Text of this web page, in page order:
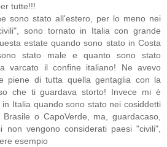
tutte!!!
sono stato all'estero, per lo meno nei
sono tornato in Italia con grande
estate quando sono stato in Costa
stato male e quanto sono stato
varcato il confine italiano! Ne avevo
piene di tutta quella gentaglia con la
che ti guardava storto! Invece mi è
Italia quando sono stato nei cosiddetti
o CapoVerde, ma, guardacaso,
non vengono considerati paesi "civili",
esempio